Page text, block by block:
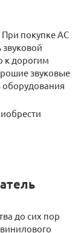
покупке АС
к дорогим
звуковые
оборудования
до сих пор